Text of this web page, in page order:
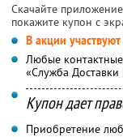
Скачайте
покажите купон с
В акции
Любые
«Служба
Купон дает
Приобретение